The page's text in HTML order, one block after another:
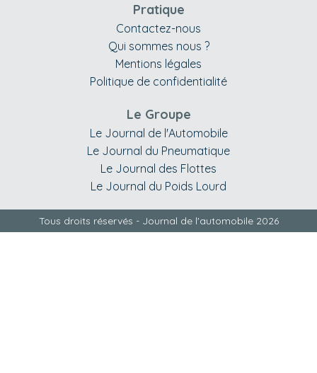
Pratique
Contactez-nous
Qui sommes nous ?
Mentions légales
Politique de confidentialité
Le Groupe
Le Journal de l'Automobile
Le Journal du Pneumatique
Le Journal des Flottes
Le Journal du Poids Lourd
Tous droits réservés - Journal de l'automobile 2026